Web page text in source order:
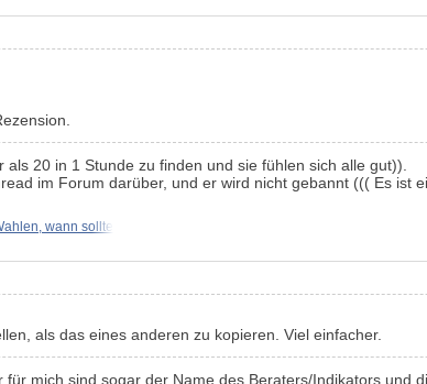
20 in 1 Stunde zu finden und sie fühlen sich alle gut)).
im Forum darüber, und er wird nicht gebannt ((( Es ist
wann sollte
als das eines anderen zu kopieren. Viel einfacher.
mich sind sogar der Name des Beraters/Indikators und